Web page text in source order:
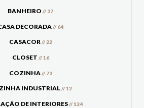
BANHEIRO // 37
DECORADA// 64
CASACOR// 22
CLOSET // 16
COZINHA// 73
INDUSTRIAL// 12
DE INTERIORES// 124